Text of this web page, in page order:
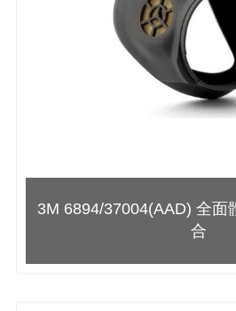
3M 6894/37004(AAD) 全面
合